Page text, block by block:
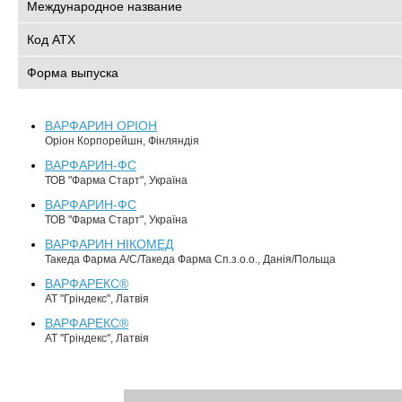
Международное название
Код АТХ
Форма выпуска
ВАРФАРИН ОРІОН
Оріон Корпорейшн, Фінляндія
ВАРФАРИН-ФС
ТОВ "Фарма Старт", Україна
ВАРФАРИН-ФС
ТОВ "Фарма Старт", Україна
ВАРФАРИН НІКОМЕД
Такеда Фарма А/С/Такеда Фарма Сп.з.о.о., Данія/Польща
ВАРФАРЕКС®
АТ "Гріндекс", Латвія
ВАРФАРЕКС®
АТ "Гріндекс", Латвія